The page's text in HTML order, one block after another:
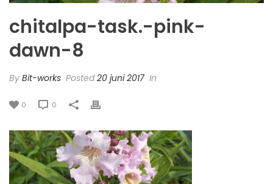
chitalpa-task.-pink-
dawn-8
By Bit-works Posted20 juni 2017 In
0 0